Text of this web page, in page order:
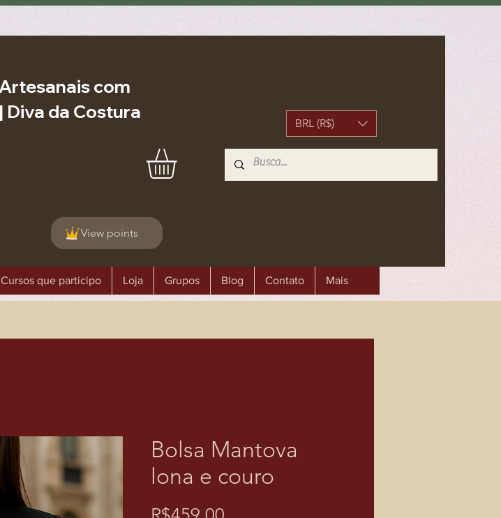
com
Diva da Costura
BRL (R$)
View points
Cursos que participo Loja Grupos Blog Contato Mais
Bolsa Mantova
lona e couro